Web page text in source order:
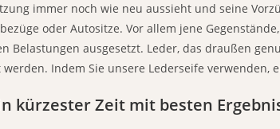
immer noch wie neu aussieht und seine
oder Autositze. Vor allem jene
Belastungen ausgesetzt. Leder, das draußen
Indem Sie unsere Lederseife
kürzester Zeit mit besten